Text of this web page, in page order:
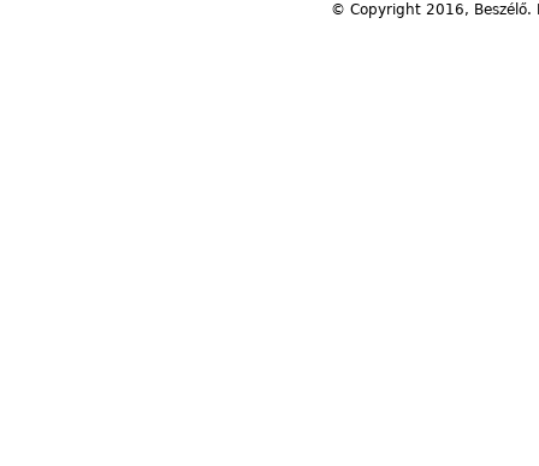
© Copyright 2016,